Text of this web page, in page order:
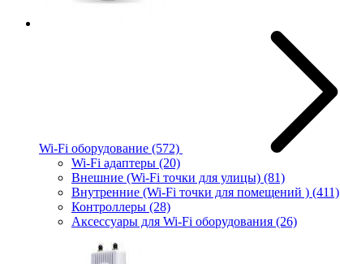
Wi-Fi оборудование (572)
Wi-Fi адаптеры (20)
Внешние (Wi-Fi точки для улицы) (81)
Внутренние (Wi-Fi точки для помещений ) (411)
Контроллеры (28)
Аксессуары для Wi-Fi оборудования (26)